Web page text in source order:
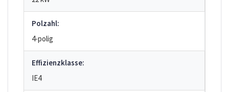
Polzahl:
4-polig
Effizienzklasse:
IE4